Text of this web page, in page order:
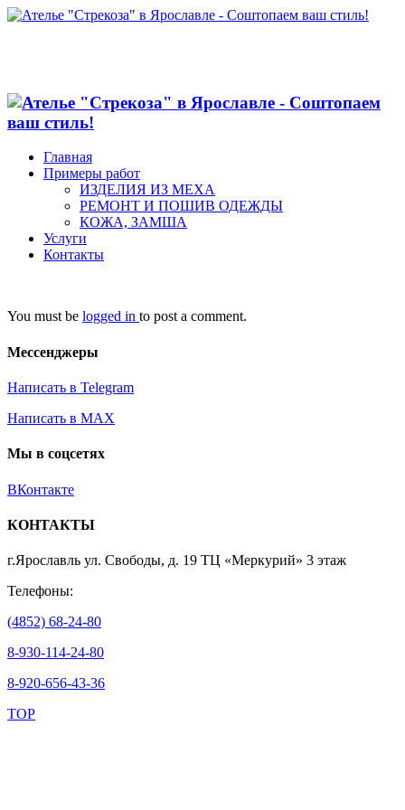
Главная
Примеры работ
ИЗДЕЛИЯ ИЗ МЕХА
РЕМОНТ И ПОШИВ ОДЕЖДЫ
КОЖА, ЗАМША
Услуги
Контакты
You must be logged in to post a comment.
Мессенджеры
Написать в Telegram
Написать в MAX
Мы в соцсетях
ВКонтакте
КОНТАКТЫ
г.Ярославль ул. Свободы, д. 19 ТЦ «Меркурий» 3 этаж
Телефоны:
(4852) 68-24-80
8-930-114-24-80
8-920-656-43-36
TOP